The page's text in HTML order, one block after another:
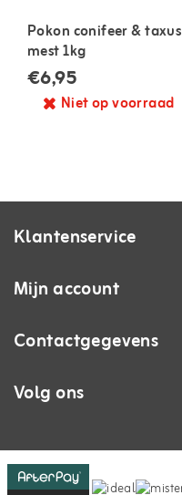
Pokon conifeer & taxus
mest 1kg
€6,95
Niet op voorraad
Klantenservice
Mijn account
Contactgegevens
Volg ons